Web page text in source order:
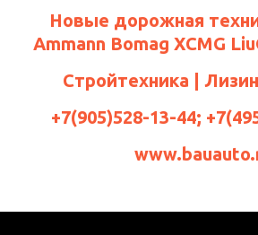
Новые дорожная
Ammann Bomag XCMG
Стройтехника |
+7(905)528-13-44;